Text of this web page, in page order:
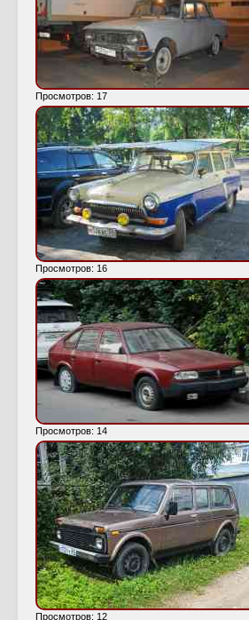
Просмотров: 17
Просмотров: 16
Просмотров: 14
Просмотров: 12